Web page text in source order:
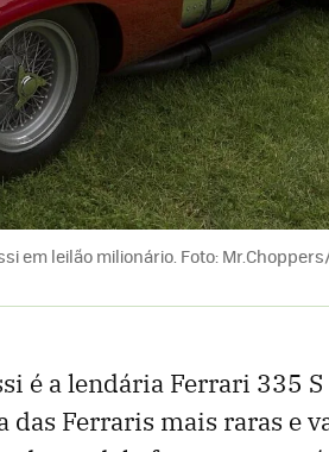
em leilão milionário. Foto:
é a lendária Ferrari 335
Ferraris mais raras e